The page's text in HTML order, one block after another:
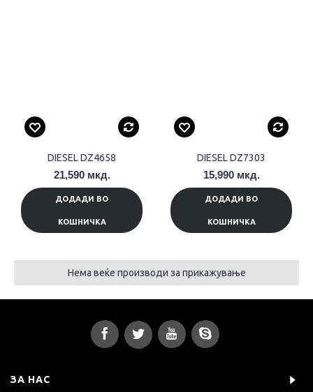
DIESEL DZ4658
21,590 мкд.
ДОДАДИ ВО
КОШНИЧКА
DIESEL DZ7303
15,990 мкд.
ДОДАДИ ВО
КОШНИЧКА
Нема веќе производи за прикажување
ЗА НАС